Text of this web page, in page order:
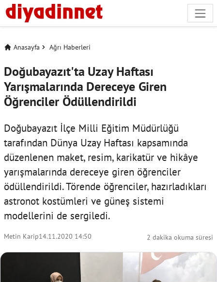
Anasayfa Ağrı Haberleri
Doğubayazıt'ta Uzay Haftası
Yarışmalarında Dereceye Giren
Öğrenciler Ödüllendirildi
Doğubayazıt İlçe Milli Eğitim Müdürlüğü
tarafından Dünya Uzay Haftası kapsamında
düzenlenen maket, resim, karikatür ve hikâye
yarışmalarında dereceye giren öğrenciler
ödüllendirildi. Törende öğrenciler, hazırladıkları
astronot kostümleri ve güneş sistemi
modellerini de sergiledi.
Metin Karip14.11.2020 14:50 2 dakika okuma süresi